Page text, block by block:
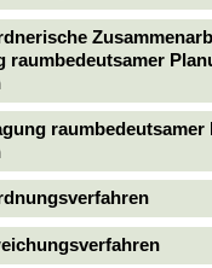
raumbedeutsamer
raumbedeutsamer